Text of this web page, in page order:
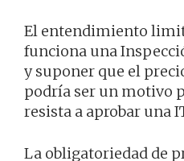
El entendimiento
funciona una
y suponer que el
podría ser un motivo
resista a aprobar una
La obligatoriedad de